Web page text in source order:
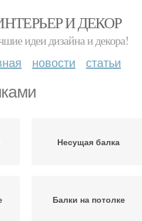
И ДЕКОР
идеи дизайна и декора!
новости статьи
Несущая балка
Балки на потолке